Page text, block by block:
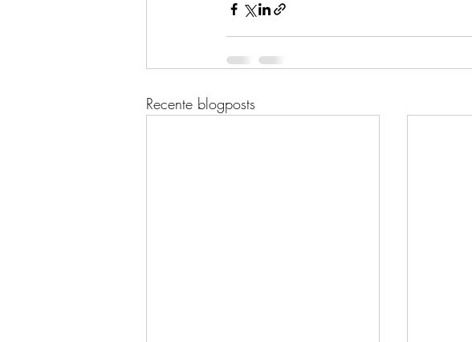
Recente blogposts